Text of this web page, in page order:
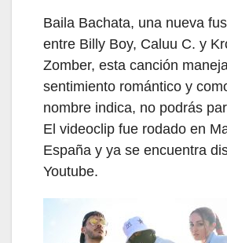
Baila Bachata, una nueva
entre Billy Boy, Caluu C. y
Zomber, esta canción
sentimiento romántico y
nombre indica, no podrás
El videoclip fue rodado en
España y ya se encuentra
Youtube.